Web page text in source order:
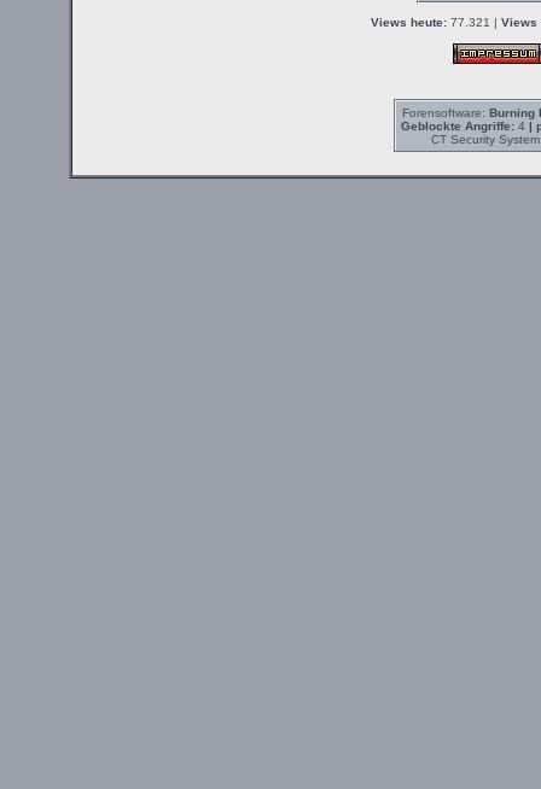
Views heute: 77.321 | Views
Forensoftware: Burning
Geblockte Angriffe:4 |
CT Security